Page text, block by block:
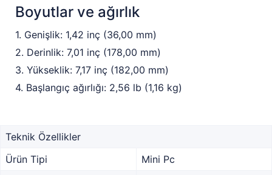
Boyutlar ve ağırlık
1. Genişlik: 1,42 inç (36,00 mm)
2. Derinlik: 7,01 inç (178,00 mm)
3. Yükseklik: 7,17 inç (182,00 mm)
4. Başlangıç ağırlığı: 2,56 lb (1,16 kg)
Teknik Özellikler
Ürün Tipi
Mini Pc